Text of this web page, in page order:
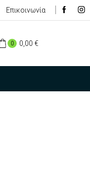
Επικοινωνία
0 0,00 €